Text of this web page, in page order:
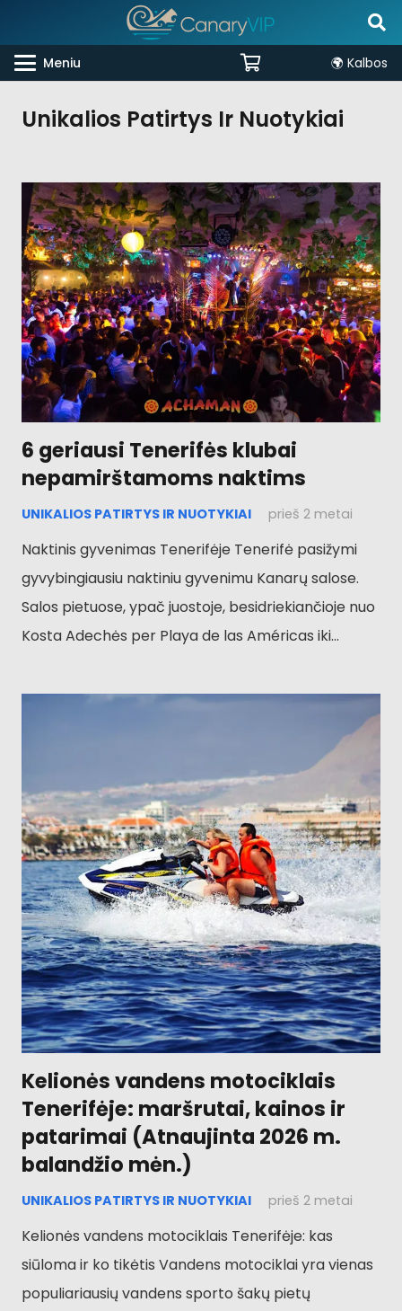
Meniu 🌍 Kalbos
Unikalios Patirtys Ir Nuotykiai
6 geriausi Tenerifės klubai
nepamirštamoms naktims
UNIKALIOS PATIRTYS IR NUOTYKIAI prieš 2 metai
Naktinis gyvenimas Tenerifėje Tenerifė pasižymi
gyvybingiausiu naktiniu gyvenimu Kanarų salose.
Salos pietuose, ypač juostoje, besidriekiančioje nuo
Kosta Adechės per Playa de las Américas iki...
Kelionės vandens motociklais
Tenerifėje: maršrutai, kainos ir
patarimai (Atnaujinta 2026 m.
balandžio mėn.)
UNIKALIOS PATIRTYS IR NUOTYKIAI prieš 2 metai
Kelionės vandens motociklais Tenerifėje: kas
siūloma ir ko tikėtis Vandens motociklai yra vienas
populiariausių vandens sporto šakų pietų